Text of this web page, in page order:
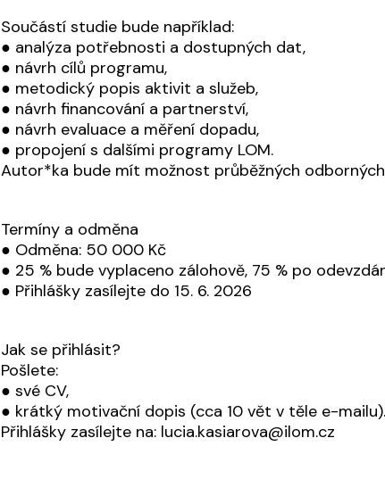
Součástí studie bude například:
● analýza potřebnosti a dostupných dat,
● návrh cílů programu,
● metodický popis aktivit a služeb,
● návrh financování a partnerství,
● návrh evaluace a měření dopadu,
● propojení s dalšími programy LOM.
Autor*ka bude mít možnost průběžných
Termíny a odměna
● Odměna: 50 000 Kč
● 25 % bude vyplaceno zálohově, 75 % po
● Přihlášky zasílejte do 15. 6. 2026
Jak se přihlásit?
Pošlete:
● své CV,
● krátký motivační dopis (cca 10 vět v těle e-mailu).
Přihlášky zasílejte na: lucia.kasiarova@ilom.cz